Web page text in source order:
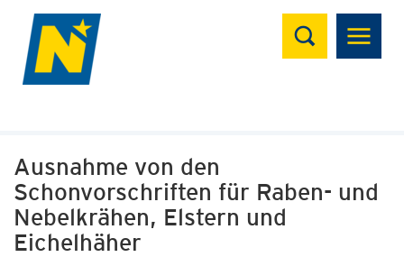
Suchen
Ausnahme von den
Schonvorschriften für Raben- und
Nebelkrähen, Elstern und
Eichelhäher